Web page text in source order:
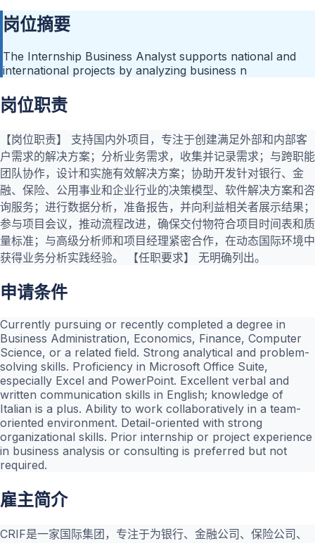
岗位摘要
The Internship Business Analyst supports national and
international projects by analyzing business n
岗位职责
【岗位职责】 支持国内外项目，专注于创建满足外部和内部客
户需求的解决方案；分析业务需求，收集并记录需求；与跨职能
团队协作，设计和实施有效解决方案；协助开发针对银行、金
融、保险、公用事业和企业行业的决策模型、软件解决方案和咨
询服务；进行数据分析，准备报告，并向利益相关者展示结果；
参与项目会议，推动流程改进，确保交付物符合项目时间表和质
量标准；与高级分析师和项目经理紧密合作，在动态国际环境中
获得业务分析实践经验。 【任职要求】 无明确列出。
申请条件
Currently pursuing or recently completed a degree in
Business Administration, Economics, Finance, Computer
Science, or a related field. Strong analytical and problem-
solving skills. Proficiency in Microsoft Office Suite,
especially Excel and PowerPoint. Excellent verbal and
written communication skills in English; knowledge of
Italian is a plus. Ability to work collaboratively in a team-
oriented environment. Detail-oriented with strong
organizational skills. Prior internship or project experience
in business analysis or consulting is preferred but not
required.
雇主简介
CRIF是一家国际集团，专注于为银行、金融公司、保险公司、